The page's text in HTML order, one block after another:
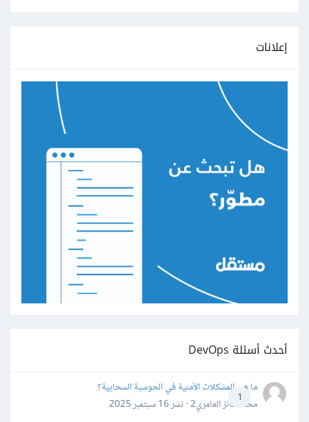
إعلانات
أحدث أسئلة DevOps
1
ما هي المشكلات الأمنية في الحوسبة السحابية؟
محمد فائز العامري2 · نشر
16 سبتمبر 2025